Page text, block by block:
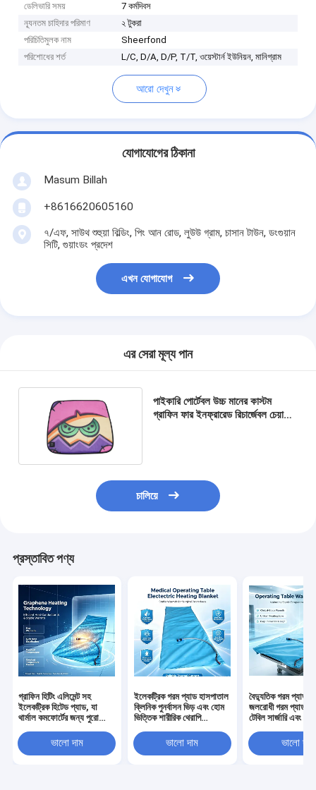
ডেলিভারি সময়
7 কর্মদিবস
ন্যূনতম চাহিদার পরিমাণ
২ টুকরা
পরিচিতিমুলক নাম
Sheerfond
পরিশোধের শর্ত
L/C, D/A, D/P, T/T, ওয়েস্টার্ন ইউনিয়ন, মানিগ্রাম
আরো দেখুন
যোগাযোগের ঠিকানা
Masum Billah
+8616620605160
৭/এফ, সাউথ শুহুয়া বিল্ডিং, পিং আন রোড, লুউউ গ্রাম, চাসান টাউন, ডংগুয়ান
সিটি, গুয়াংডং প্রদেশ
এখন যোগাযোগ
এর সেরা মূল্য পান
পাইকারি পোর্টেবল উচ্চ মানের কাস্টম
গ্রাফিন ফার ইনফ্রারেড রিচার্জেবল চেয়ারের
চালিয়ে
প্রস্তাবিত পণ্য
গ্রাফিন হিটিং এলিমেন্ট সহ
ইলেকট্রিক হিটেড প্যাড, যা
থার্মাল কমফোর্টের জন্য পুরো
বিতরণ নিশ্চিত করে
ভালো দাম
ইলেকট্রিক গরম প্যাড হাসপাতাল
ক্লিনিক পুনর্বাসন ভিড় এবং হোম
ভিত্তিক শারীরিক থেরাপি
ভালো দাম
বৈদ্যুতিক গরম প্যাড
জলরোধী গরম প্যাড
টেবিল সার্জারি এবং
ভালো দাম